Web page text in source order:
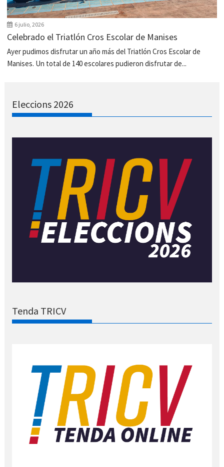
6 julio, 2026
Celebrado el Triatlón Cros Escolar de Manises
Ayer pudimos disfrutar un año más del Triatlón Cros Escolar de
Manises. Un total de 140 escolares pudieron disfrutar de...
Eleccions 2026
Tenda TRICV